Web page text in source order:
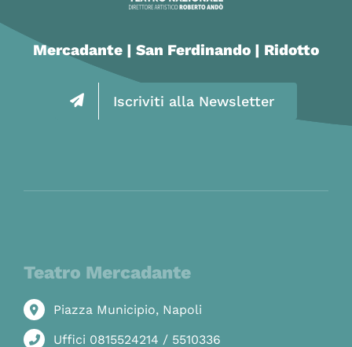
Mercadante | San Ferdinando | Ridotto
Iscriviti alla Newsletter
Teatro Mercadante
Piazza Municipio, Napoli
Uffici 0815524214 / 5510336